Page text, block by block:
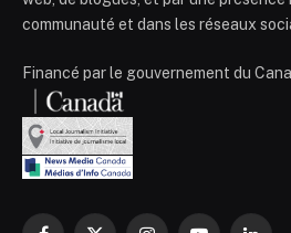
communauté et dans les réseaux
Financé par le gouvernement du